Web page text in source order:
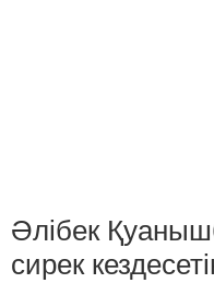
Әлібек
сирек